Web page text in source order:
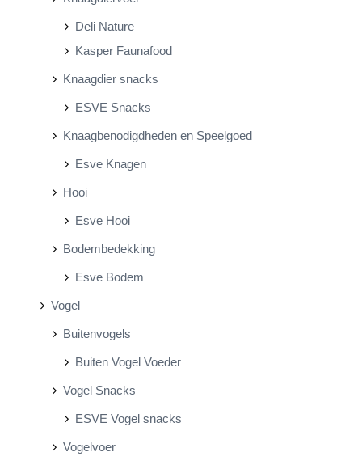
Deli Nature
Kasper Faunafood
Knaagdier snacks
ESVE Snacks
Knaagbenodigdheden en Speelgoed
Esve Knagen
Hooi
Esve Hooi
Bodembedekking
Esve Bodem
Vogel
Buitenvogels
Buiten Vogel Voeder
Vogel Snacks
ESVE Vogel snacks
Vogelvoer